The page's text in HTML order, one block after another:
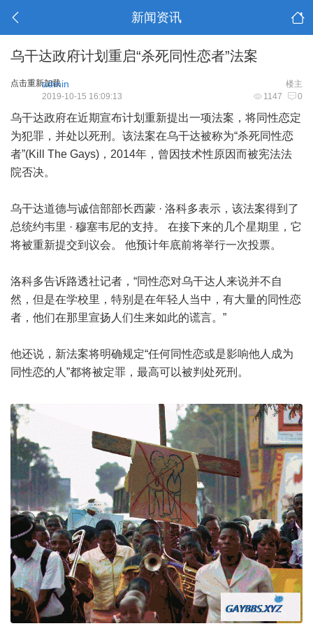
新闻资讯
乌干达政府计划重启“杀死同性恋者”法案
点击重新加载 楼主
admin
1147 0
2019-10-15 16:09:13
乌干达政府在近期宣布计划重新提出一项法案，将同性恋定
为犯罪，并处以死刑。该法案在乌干达被称为“杀死同性恋
者”(Kill The Gays)，2014年，曾因技术性原因而被宪法法
院否决。
乌干达道德与诚信部部长西蒙 · 洛科多表示，该法案得到了
总统约韦里 · 穆塞韦尼的支持。 在接下来的几个星期里，它
将被重新提交到议会。 他预计年底前将举行一次投票。
洛科多告诉路透社记者，“同性恋对乌干达人来说并不自
然，但是在学校里，特别是在年轻人当中，有大量的同性恋
者，他们在那里宣扬人们生来如此的谎言。”
他还说，新法案将明确规定“任何同性恋或是影响他人成为
同性恋的人”都将被定罪，最高可以被判处死刑。